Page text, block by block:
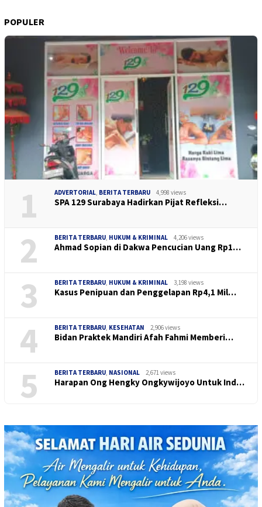
POPULER
1 ADVERTORIAL, BERITA TERBARU 4,998 views
SPA 129 Surabaya Hadirkan Pijat Refleksi…
2 BERITA TERBARU, HUKUM & KRIMINAL 4,206 views
Ahmad Sopian di Dakwa Pencucian Uang Rp1…
3 BERITA TERBARU, HUKUM & KRIMINAL 3,198 views
Kasus Penipuan dan Penggelapan Rp4,1 Mil…
4 BERITA TERBARU, KESEHATAN 2,906 views
Bidan Praktek Mandiri Afah Fahmi Memberi…
5 BERITA TERBARU, NASIONAL 2,671 views
Harapan Ong Hengky Ongkywijoyo Untuk Ind…